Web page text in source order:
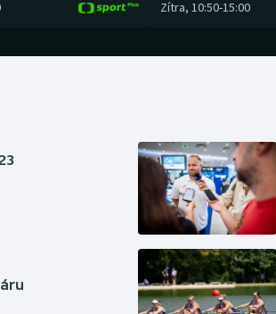
Zítra, 10:50-15:00